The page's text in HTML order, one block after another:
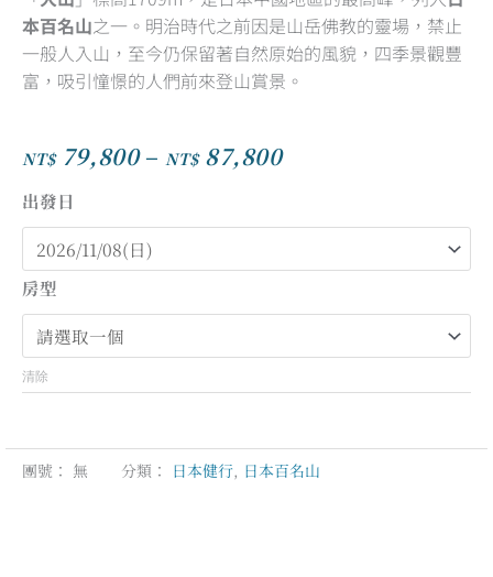
本百名山之一。明治時代之前因是山岳佛教的靈場，禁止
一般人入山，至今仍保留著自然原始的風貌，四季景觀豐
富，吸引憧憬的人們前來登山賞景。
NT$ 79,800– NT$ 87,800價
範
NT$79,800
到
出發日
房型
清除
團號： 無 分類： 日本健行, 日本百名山